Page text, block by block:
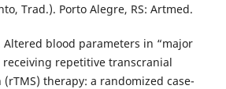
Trad.). Porto Alegre, RS: Artmed.
Altered blood parameters in “major
repetitive transcranial
therapy: a randomized case-